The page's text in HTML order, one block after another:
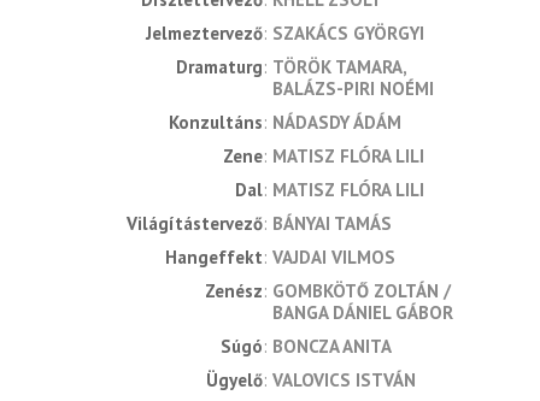
jelmeztervező SZAKÁCS GYÖRGYI
dramaturg TÖRÖK TAMARA
BALÁZS-PIRI NOÉMI
konzultáns NÁDASDY ÁDÁM
zene MATISZ FLÓRA LILI
dal MATISZ FLÓRA LILI
világítástervező BÁNYAI TAMÁS
hangeffekt VAJDAI VILMOS
zenész GOMBKÖTŐ ZOLTÁN
BANGA DÁNIEL GÁBOR
súgó BONCZA ANITA
ügyelő VALOVICS ISTVÁN